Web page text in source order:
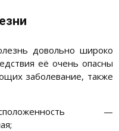
довольно широко
её очень опасны
заболевание, также
—